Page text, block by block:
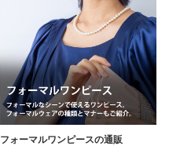
フォーマルワンピースの通販